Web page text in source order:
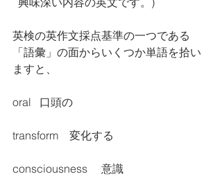
英検の英作文採点基準の一つである
「語彙」の面からいくつか単語を拾い
ますと、
oral   口頭の
transform    変化する
consciousness     意識